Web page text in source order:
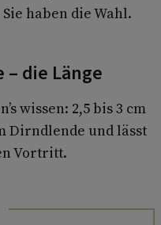
haben die Wahl.
die Länge
wissen: 2,5 bis 3 cm
Dirndlende und lässt
Vortritt.